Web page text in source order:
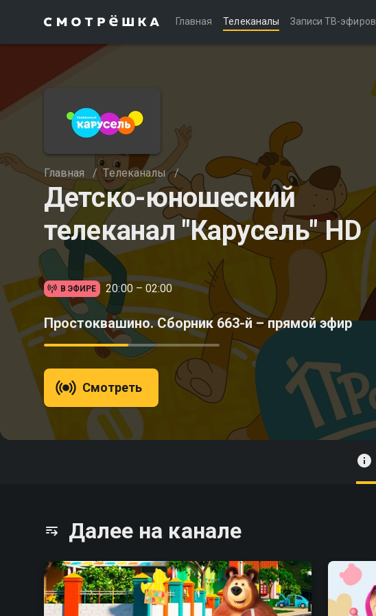
Главная Телеканалы Записи ТВ-эфиров
Главная / Телеканалы /
Детско-юношеский
телеканал "Карусель" HD
В ЭФИРЕ 20:00 – 02:00
Простоквашино. Сборник 663-й – прямой эфир
Смотреть
Далее на канале